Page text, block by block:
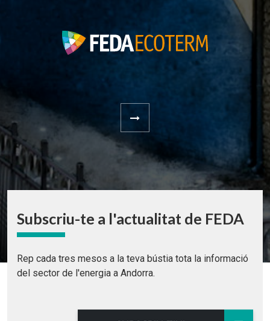
Subscriu-te a l'actualitat de FEDA
Rep cada tres mesos a la teva bústia tota la informació
del sector de l'energia a Andorra.